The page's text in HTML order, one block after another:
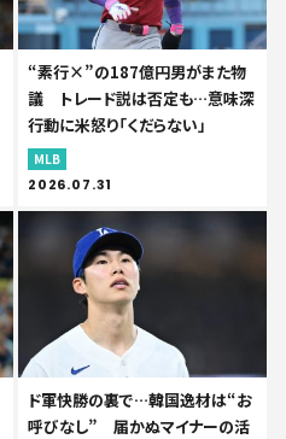
“素行×”の187億円男がまた物
議 トレード説は否定も…意味深
行動に米怒り「くだらない」
MLB
2026.07.31
ド軍快勝の裏で…韓国逸材は“お
呼びなし” 届かぬマイナーの活